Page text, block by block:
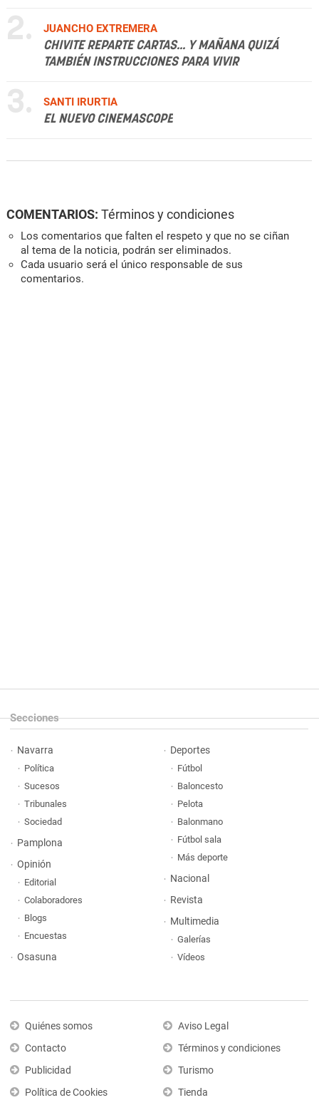
2.
JUANCHO EXTREMERA
CHIVITE REPARTE CARTAS... Y MAÑANA QUIZÁ
TAMBIÉN INSTRUCCIONES PARA VIVIR
3.
SANTI IRURTIA
EL NUEVO CINEMASCOPE
COMENTARIOS: Términos y condiciones
Los comentarios que falten el respeto y que no se ciñan
al tema de la noticia, podrán ser eliminados.
Cada usuario será el único responsable de sus
comentarios.
Secciones
Navarra
Política
Sucesos
Tribunales
Sociedad
Pamplona
Opinión
Editorial
Colaboradores
Blogs
Encuestas
Osasuna
Deportes
Fútbol
Baloncesto
Pelota
Balonmano
Fútbol sala
Más deporte
Nacional
Revista
Multimedia
Galerías
Vídeos
Quiénes somos
Contacto
Publicidad
Política de Cookies
Aviso Legal
Términos y condiciones
Turismo
Tienda